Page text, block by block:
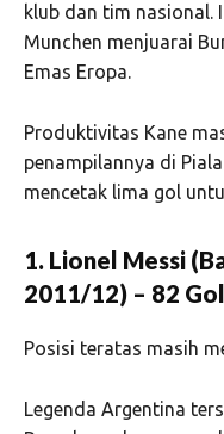
klub dan tim nasional.
Munchen menjuarai
Emas Eropa.
Produktivitas Kane
penampilannya di
mencetak lima gol
1. Lionel Messi
2011/12) – 82 Gol
Posisi teratas masih
Legenda Argentina